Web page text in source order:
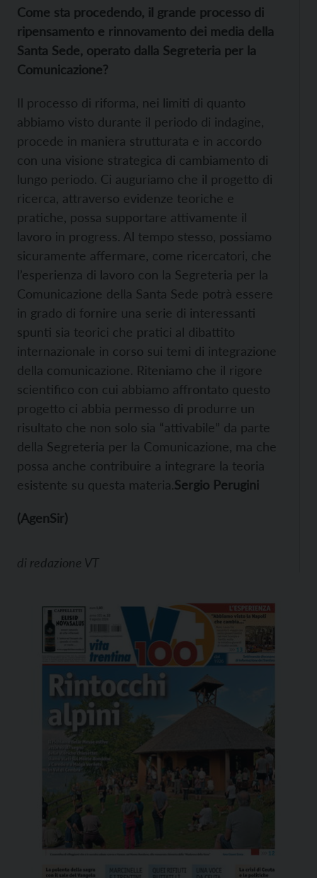
Come sta procedendo, il grande processo di
ripensamento e rinnovamento dei media della
Santa Sede, operato dalla Segreteria per la
Comunicazione?
Il processo di riforma, nei limiti di quanto
abbiamo visto durante il periodo di indagine,
procede in maniera strutturata e in accordo
con una visione strategica di cambiamento di
lungo periodo. Ci auguriamo che il progetto di
ricerca, attraverso evidenze teoriche e
pratiche, possa supportare attivamente il
lavoro in progress. Al tempo stesso, possiamo
sicuramente affermare, come ricercatori, che
l’esperienza di lavoro con la Segreteria per la
Comunicazione della Santa Sede potrà essere
in grado di fornire una serie di interessanti
spunti sia teorici che pratici al dibattito
internazionale in corso sui temi di integrazione
della comunicazione. Riteniamo che il rigore
scientifico con cui abbiamo affrontato questo
progetto ci abbia permesso di produrre un
risultato che non solo sia “attivabile” da parte
della Segreteria per la Comunicazione, ma che
possa anche contribuire a integrare la teoria
esistente su questa materia.Sergio Perugini
(AgenSir)
di redazione VT